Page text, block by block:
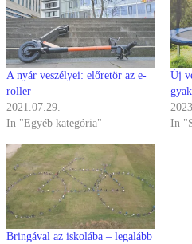
A nyár veszélyei: előretör az e-
roller
2021.07.29.
In "Egyéb kategória"
Új
In
Bringával az iskolába – legalább